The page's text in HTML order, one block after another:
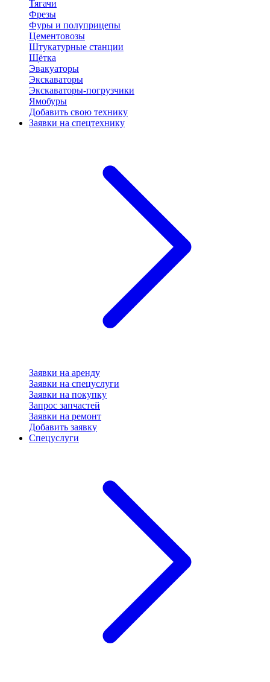
Тягачи
Фрезы
Фуры и полуприцепы
Цементовозы
Штукатурные станции
Щётка
Эвакуаторы
Экскаваторы
Экскаваторы-погрузчики
Ямобуры
Добавить свою технику
Заявки на спецтехнику
Заявки на аренду
Заявки на спецуслуги
Заявки на покупку
Запрос запчастей
Заявки на ремонт
Добавить заявку
Спецуслуги